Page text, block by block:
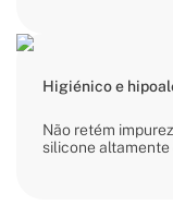
Higiénico e
Não retém
silicone altamente